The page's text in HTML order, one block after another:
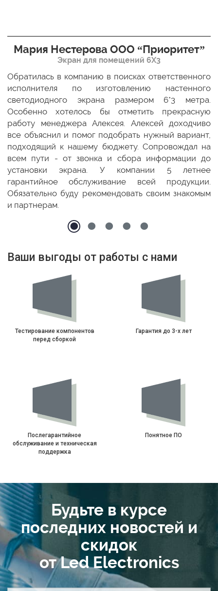
Мария Нестерова ООО “Приоритет”
Экран для помещений 6Х3
Обратилась в компанию в поисках ответственного
исполнителя по изготовлению настенного
светодиодного экрана размером 6*3 метра.
Особенно хотелось бы отметить прекрасную
работу менеджера Алексея. Алексей доходчиво
все объяснил и помог подобрать нужный вариант,
подходящий к нашему бюджету. Сопровождал на
всем пути - от звонка и сбора информации до
установки экрана. У компании 5 летнее
гарантийное обслуживание всей продукции.
Обязательно буду рекомендовать своим знакомым
и партнерам.
Ваши выгоды от работы с нами
Тестирование компонентов
перед сборкой
Гарантия до 3-х лет
Послегарантийное
обслуживание и техническая
поддержка
Понятное ПО
Будьте в курсе
последних новостей и
скидок
от Led Electronics